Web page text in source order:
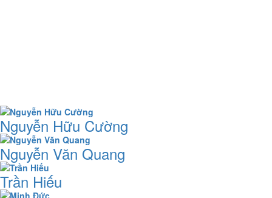
Nguyễn Hữu Cường
Nguyễn Văn Quang
Trần Hiếu